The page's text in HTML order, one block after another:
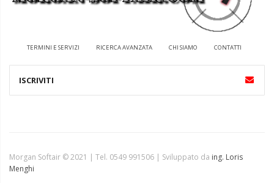
TERMINI E SERVIZI RICERCA AVANZATA CHI SIAMO CONTATTI
Morgan Softair © 2021 | Tel. 0549 991506 | Sviluppato da ing. Loris
Menghi